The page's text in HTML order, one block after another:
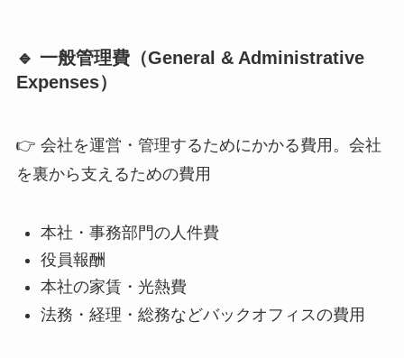
🔹 一般管理費（General & Administrative
Expenses）
👉 会社を運営・管理するためにかかる費用。会社
を裏から支えるための費用
本社・事務部門の人件費
役員報酬
本社の家賃・光熱費
法務・経理・総務などバックオフィスの費用